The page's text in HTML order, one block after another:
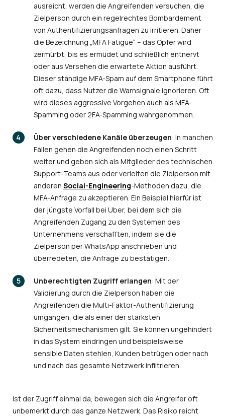
ausreicht, werden die Angreifenden versuchen, die
Zielperson durch ein regelrechtes Bombardement
von Authentifizierungsanfragen zu irritieren. Daher
die Bezeichnung „MFA Fatigue“ – das Opfer wird
zermürbt, bis es ermüdet und schließlich entnervt
oder aus Versehen die erwartete Aktion ausführt.
Dieser ständige MFA-Spam auf dem Smartphone führt
oft dazu, dass Nutzer die Warnsignale ignorieren. Oft
wird dieses aggressive Vorgehen auch als MFA-
Spamming oder 2FA-Spamming wahrgenommen.
Über verschiedene Kanäle überzeugen: In manchen
Fällen gehen die Angreifenden noch einen Schritt
weiter und geben sich als Mitglieder des technischen
Support-Teams aus oder verleiten die Zielperson mit
anderen Social-Engineering-Methoden dazu, die
MFA-Anfrage zu akzeptieren. Ein Beispiel hierfür ist
der jüngste Vorfall bei Uber, bei dem sich die
Angreifenden Zugang zu den Systemen des
Unternehmens verschafften, indem sie die
Zielperson per WhatsApp anschrieben und
überredeten, die Anfrage zu bestätigen.
Unberechtigten Zugriff erlangen: Mit der
Validierung durch die Zielperson haben die
Angreifenden die Multi-Faktor-Authentifizierung
umgangen, die als einer der stärksten
Sicherheitsmechanismen gilt. Sie können ungehindert
in das System eindringen und beispielsweise
sensible Daten stehlen, Kunden betrügen oder nach
und nach das gesamte Netzwerk infiltrieren.
Ist der Zugriff einmal da, bewegen sich die Angreifer oft
unbemerkt durch das ganze Netzwerk. Das Risiko reicht